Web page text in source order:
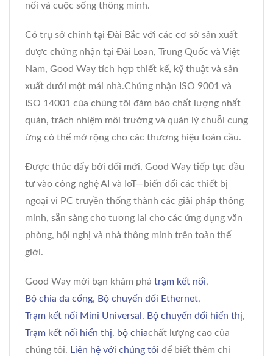
nối và cuộc sống thông minh.
Có trụ sở chính tại Đài Bắc với các cơ sở sản xuất
được chứng nhận tại Đài Loan, Trung Quốc và Việt
Nam, Good Way tích hợp thiết kế, kỹ thuật và sản
xuất dưới một mái nhà.Chứng nhận ISO 9001 và
ISO 14001 của chúng tôi đảm bảo chất lượng nhất
quán, trách nhiệm môi trường và quản lý chuỗi cung
ứng có thể mở rộng cho các thương hiệu toàn cầu.
Được thúc đẩy bởi đổi mới, Good Way tiếp tục đầu
tư vào công nghệ AI và IoT—biến đổi các thiết bị
ngoại vi PC truyền thống thành các giải pháp thông
minh, sẵn sàng cho tương lai cho các ứng dụng văn
phòng, hội nghị và nhà thông minh trên toàn thế
giới.
Good Way mời bạn khám phá trạm kết nối,
Bộ chia đa cổng, Bộ chuyển đổi Ethernet,
Trạm kết nối Mini Universal , Bộ chuyển đổi hiển thị,
Trạm kết nối hiển thị, bộ chiachất lượng cao của
chúng tôi. Liên hệ với chúng tôi để biết thêm chi